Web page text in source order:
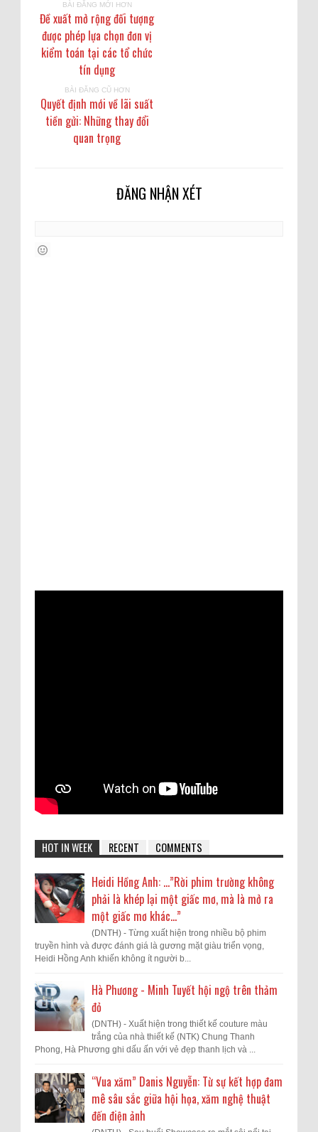
BÀI ĐĂNG MỚI HƠN
Đề xuất mở rộng đối tượng
được phép lựa chọn đơn vị
kiểm toán tại các tổ chức
tín dụng
BÀI ĐĂNG CŨ HƠN
Quyết định mới về lãi suất
tiền gửi: Những thay đổi
quan trọng
ĐĂNG NHẬN XÉT
HOT IN WEEK RECENT COMMENTS
Heidi Hồng Anh: …”Rời phim trường không
phải là khép lại một giấc mơ, mà là mở ra
một giấc mơ khác...”
(DNTH) - Từng xuất hiện trong nhiều bộ phim
truyền hình và được đánh giá là gương mặt giàu triển vọng,
Heidi Hồng Anh khiến không ít người b...
Hà Phương - Minh Tuyết hội ngộ trên thảm
đỏ
(DNTH) - Xuất hiện trong thiết kế couture màu
trắng của nhà thiết kế (NTK) Chung Thanh
Phong, Hà Phương ghi dấu ấn với vẻ đẹp thanh lịch và ...
“Vua xăm” Danis Nguyễn: Từ sự kết hợp đam
mê sâu sắc giữa hội họa, xăm nghệ thuật
đến điện ảnh